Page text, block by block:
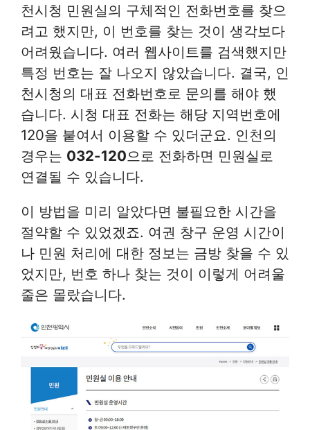
천시청 민원실의 구체적인 전화번호를 찾으
려고 했지만, 이 번호를 찾는 것이 생각보다
어려웠습니다. 여러 웹사이트를 검색했지만
특정 번호는 잘 나오지 않았습니다. 결국, 인
천시청의 대표 전화번호로 문의를 해야 했
습니다. 시청 대표 전화는 해당 지역번호에
120을 붙여서 이용할 수 있더군요. 인천의
경우는 032-120으로 전화하면 민원실로
연결될 수 있습니다.
이 방법을 미리 알았다면 불필요한 시간을
절약할 수 있었겠죠. 여권 창구 운영 시간이
나 민원 처리에 대한 정보는 금방 찾을 수 있
었지만, 번호 하나 찾는 것이 이렇게 어려울
줄은 몰랐습니다.